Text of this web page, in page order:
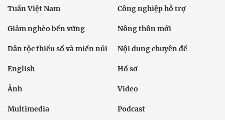
Tuần Việt Nam Công nghiệp hỗ trợ
Giảm nghèo bền vững Nông thôn mới
Dân tộc thiểu số và miền núi Nội dung chuyên đề
English Hồ sơ
Ảnh Video
Multimedia Podcast